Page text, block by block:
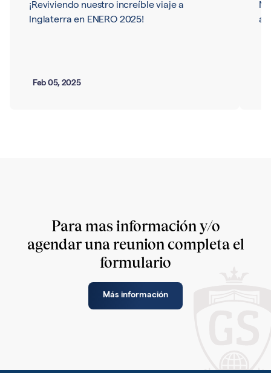
¡Reviviendo nuestro increíble viaje a
Inglaterra en ENERO 2025!
Feb 05, 2025
Para mas información y/o
agendar una reunion completa el
formulario
Más información